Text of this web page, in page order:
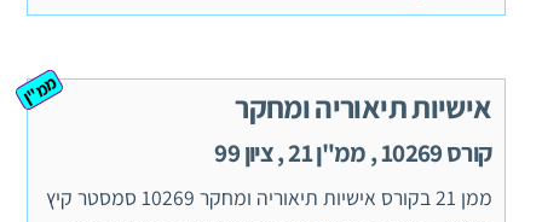
אישיות תיאוריה ומחקר
קורס 10269 , ממ"ן 21 , ציון 99
ממ"ן
ממן 21 בקורס אישיות תיאוריה ומחקר 10269 סמסטר קיץ